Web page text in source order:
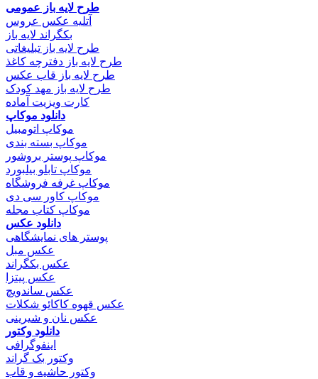
طرح لایه باز عمومی
آتلیه عکس عروس
بکگراند لایه باز
طرح لایه باز تبلیغاتی
طرح لایه باز دفترچه کاغذ
طرح لایه باز قاب عکس
طرح لایه باز مهد کودک
کارت ویزیت آماده
دانلود موکاپ
موکاپ اتومبیل
موکاپ بسته بندی
موکاپ پوستر بروشور
موکاپ تابلو بیلبورد
موکاپ غرفه فروشگاه
موکاپ کاور سی دی
موکاپ کتاب مجله
دانلود عکس
پوستر های نمایشگاهی
عکس مبل
عکس بکگراند
عکس پیتزا
عکس ساندویچ
عکس قهوه کاکائو شکلات
عکس نان و شیرینی
دانلود وکتور
اینفوگرافی
وکتور بک گراند
وکتور حاشیه و قاب